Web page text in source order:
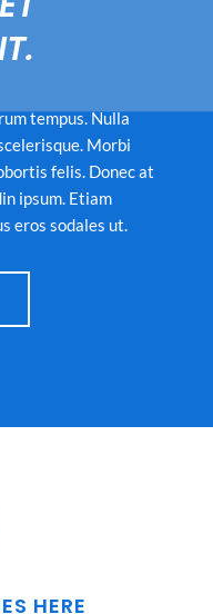
tempus. Nulla
Morbi
felis. Donec at
ipsum. Etiam
eros sodales ut.
HERE